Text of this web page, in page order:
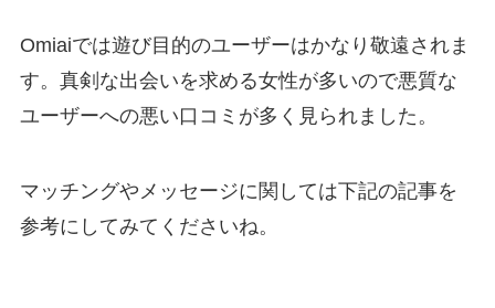
Omiaiでは遊び目的のユーザーはかなり敬遠されま
す。真剣な出会いを求める女性が多いので悪質な
ユーザーへの悪い口コミが多く見られました。
マッチングやメッセージに関しては下記の記事を
参考にしてみてくださいね。